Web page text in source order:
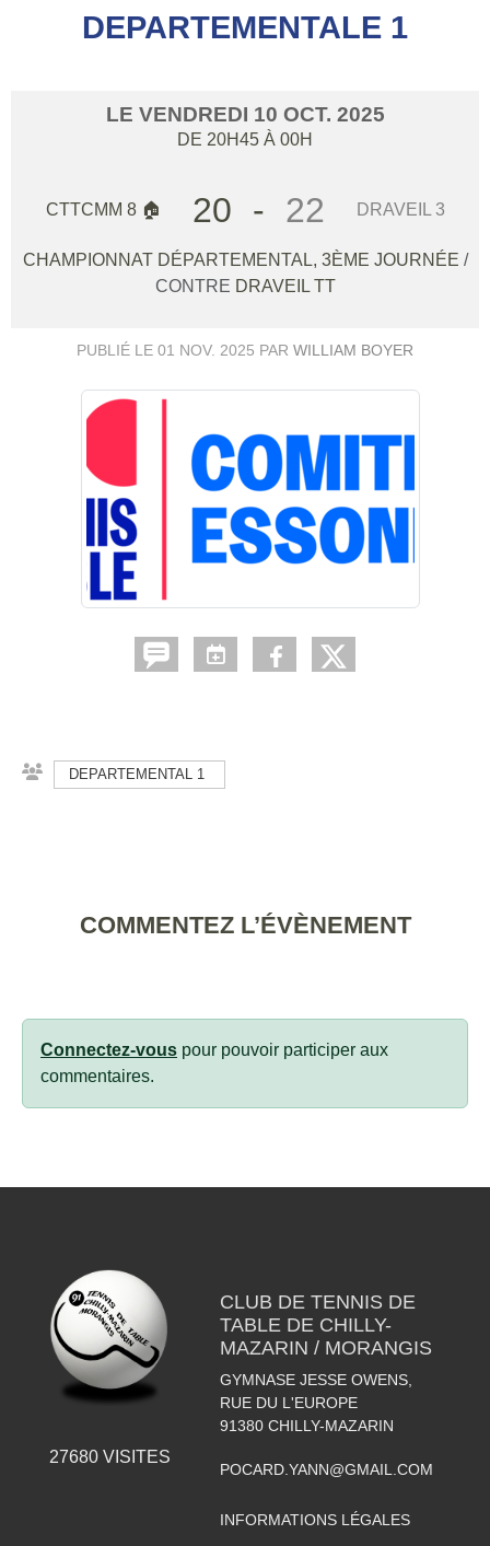
DEPARTEMENTALE 1
LE VENDREDI 10 OCT. 2025
DE 20H45 À 00H
CTTCMM 8 🏠 20 - 22 DRAVEIL 3
CHAMPIONNAT DÉPARTEMENTAL, 3ÈME JOURNÉE /
CONTRE DRAVEIL TT
PUBLIÉ LE 01 NOV. 2025 PAR WILLIAM BOYER
DEPARTEMENTAL 1
COMMENTEZ L’ÉVÈNEMENT
Connectez-vous pour pouvoir participer aux
commentaires.
27680VISITES
CLUB DE TENNIS DE
TABLE DE CHILLY-
MAZARIN / MORANGIS
GYMNASE JESSE OWENS,
RUE DU L'EUROPE
91380 CHILLY-MAZARIN
POCARD.YANN@GMAIL.COM
INFORMATIONS LÉGALES